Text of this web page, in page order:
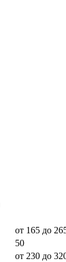
от 165 до
50
от 230 до